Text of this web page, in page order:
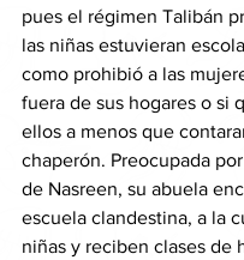
pues el régimen Talibán
las niñas estuvieran
como prohibió a las
fuera de sus hogares o si
ellos a menos que
chaperón. Preocupada
de Nasreen, su abuela
escuela clandestina, a la
niñas y reciben clases de